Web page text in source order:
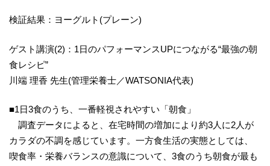
検証結果：ヨーグルト(プレーン)
ゲスト講演(2)：1日のパフォーマンスUPにつながる“最強の朝
食レシピ”
川端 理香 先生(管理栄養士／WATSONIA代表)
■1日3食のうち、一番軽視されやすい「朝食」
調査データによると、在宅時間の増加により約3人に2人が
カラダの不調を感じています。一方食生活の実態としては、
喫食率・栄養バランスの意識について、3食のうち朝食が最も